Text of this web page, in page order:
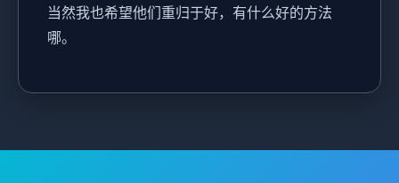
当然我也希望他们重归于好，有什么好的方法
哪。